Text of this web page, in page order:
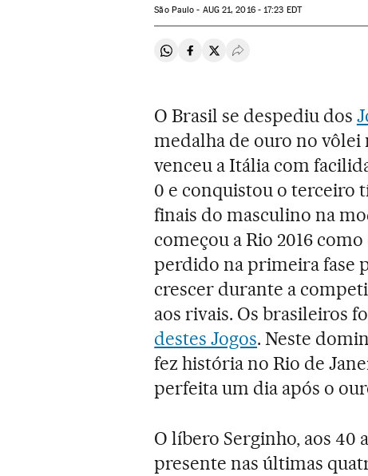
São Paulo - AUG21, 2016 - 17:23 EDT
Compartir en Whatsapp
Compartir en Facebook
Compartir en Twitter
Desplegar Redes
O Brasil se despediu dos
medalha de ouro no vôlei
venceu a Itália com
0 e conquistou o terceiro
finais do masculino na
começou a Rio 2016
perdido na primeira fase
crescer durante a
aos rivais. Os brasileiros
destes Jogos. Neste
fez história no Rio de
perfeita um dia após o
O líbero Serginho, aos 40
presente nas últimas